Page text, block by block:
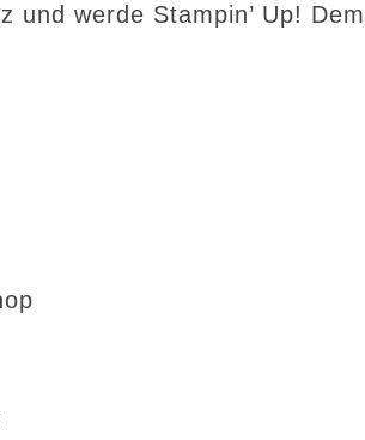
und werde Stampin’ Up!